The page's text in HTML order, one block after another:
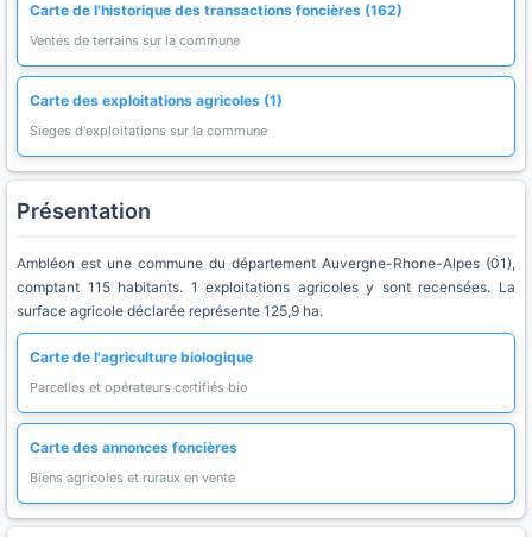
Carte de l'historique des transactions foncières (162)
Ventes de terrains sur la commune
Carte des exploitations agricoles (1)
Sieges d'exploitations sur la commune
Présentation
Ambléon est une commune du département Auvergne-Rhone-Alpes (01),
comptant 115 habitants. 1 exploitations agricoles y sont recensées. La
surface agricole déclarée représente 125,9 ha.
Carte de l'agriculture biologique
Parcelles et opérateurs certifiés bio
Carte des annonces foncières
Biens agricoles et ruraux en vente